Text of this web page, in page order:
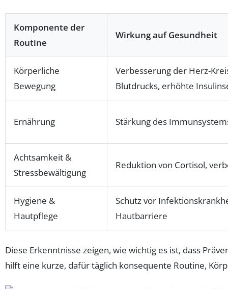
Komponente der
Routine
Wirkung auf Gesundheit
Körperliche
Bewegung
Verbesserung der Herz-
Blutdrucks, erhöhte
Ernährung Stärkung des
Achtsamkeit &
Stressbewältigung
Reduktion von Cortisol,
Hygiene &
Hautpflege
Schutz vor
Hautbarriere
Diese Erkenntnisse zeigen, wie wichtig es ist, dass
hilft eine kurze, dafür täglich konsequente Routine,